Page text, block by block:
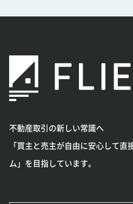
不動産取引の新しい常識へ
「買主と売主が自由に安心して
ム」を目指しています。